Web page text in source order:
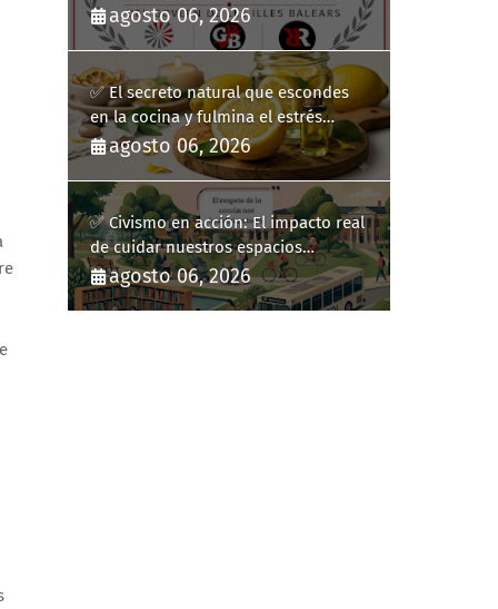
más de cinco años en la Guía de la
Comunicación del Govern de les Illes
agosto 06, 2026
✅ El secreto natural que escondes
en la cocina y fulmina el estrés
diario
agosto 06, 2026
✅ Civismo en acción: El impacto real
de cuidar nuestros espacios
públicos
agosto 06, 2026